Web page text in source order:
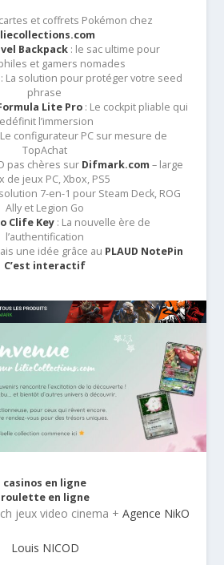
et coffrets Pokémon chez
Backpack : le sac ultime pour
et gamers nomades
: La solution pour protéger votre seed
phrase
Lite Pro: Le cockpit pliable qui
l’immersion
configurateur PC sur mesure de
TopAchat
pas chères sur Difmark.com – large
de jeux PC, Xbox, PS5
7-en-1 pour Steam Deck, ROG
Ally et Legion Go
Clife Key : La nouvelle ère de
l’authentification
une idée grâce au PLAUD NotePin
C’est interactif
casinos en ligne
roulette en ligne
jeux video cinema + Agence NikO
Louis NICOD